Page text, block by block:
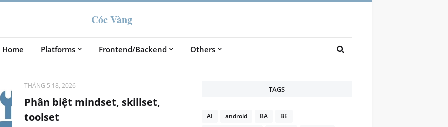
Cóc Vàng
Home Platforms Frontend/Backend Others
THÁNG 5 18, 2026
Phân biệt mindset, skillset,
toolset
TAGS
AI android BA
BE